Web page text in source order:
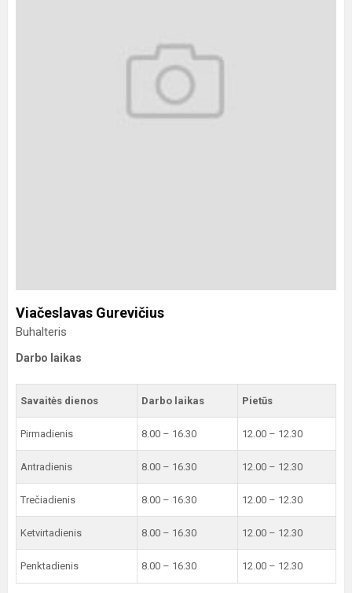
Viačeslavas Gurevičius
Buhalteris
Darbo laikas
Savaitės dienos Darbo laikas Pietūs
Pirmadienis 8.00 – 16.30 12.00 – 12.30
Antradienis 8.00 – 16.30 12.00 – 12.30
Trečiadienis 8.00 – 16.30 12.00 – 12.30
Ketvirtadienis 8.00 – 16.30 12.00 – 12.30
Penktadienis 8.00 – 16.30 12.00 – 12.30